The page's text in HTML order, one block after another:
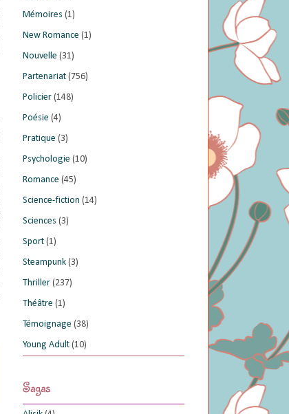
Mémoires (1)
New Romance (1)
Nouvelle (31)
Partenariat (756)
Policier (148)
Poésie (4)
Pratique (3)
Psychologie (10)
Romance (45)
Science-fiction (14)
Sciences (3)
Sport (1)
Steampunk (3)
Thriller (237)
Théâtre (1)
Témoignage (38)
Young Adult (10)
Sagas